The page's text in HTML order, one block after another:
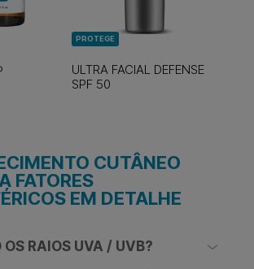
PROTEGE
ULTRA FACIAL DEFENSE
SPF 50
CUTÂNEO
FATORES
EM DETALHE
OS RAIOS UVA / UVB?